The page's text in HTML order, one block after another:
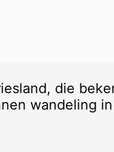
die
wandeling